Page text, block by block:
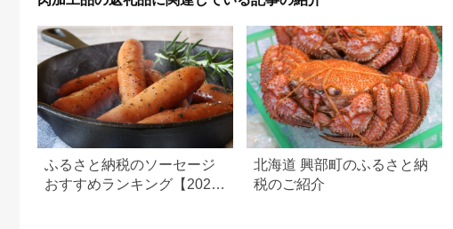
く場合がござ
ふるさと納税のソーセージ
おすすめランキング【2026
北海道 興部町のふるさと納
税のご紹介